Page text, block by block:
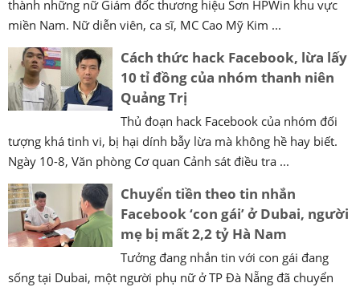
thành những nữ Giám đốc thương hiệu Sơn HPWin khu vực
miền Nam. Nữ diễn viên, ca sĩ, MC Cao Mỹ Kim ...
Cách thức hack Facebook, lừa lấy
10 tỉ đồng của nhóm thanh niên
Quảng Trị
Thủ đoạn hack Facebook của nhóm đối
tượng khá tinh vi, bị hại dính bẫy lừa mà không hề hay biết.
Ngày 10-8, Văn phòng Cơ quan Cảnh sát điều tra ...
Chuyển tiền theo tin nhắn
Facebook ‘con gái’ ở Dubai, người
mẹ bị mất 2,2 tỷ Hà Nam
Tưởng đang nhắn tin với con gái đang
sống tại Dubai, một người phụ nữ ở TP Đà Nẵng đã chuyển